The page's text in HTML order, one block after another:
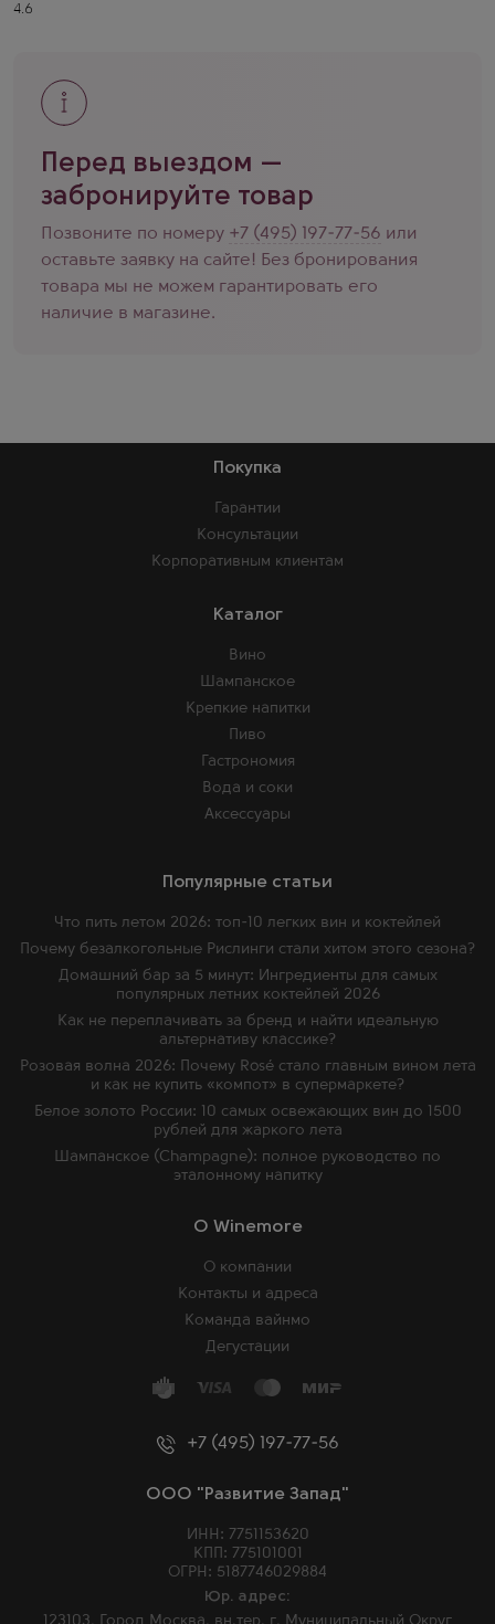
Перед выездом —
забронируйте товар
Позвоните по номеру +7 (495) 197-77-56 или
оставьте заявку на сайте! Без бронирования
товара мы не можем гарантировать его
наличие в магазине.
+7 (495) 197-77-56
ООО "Развитие Запад"
ИНН: 7751153620
КПП: 775101001
ОГРН: 5187746029884
Юр. адрес:
O Winemore
О компании
Контакты и адреса
Команда вайнмо
Дегустации
Покупка
Гарантии
Консультации
Корпоративным клиентам
Каталог
Вино
Шампанское
Крепкие напитки
Пиво
Гастрономия
Вода и соки
Аксессуары
Популярные статьи
Что пить летом 2026: топ-10 легких вин и коктейлей
Почему безалкогольные Рислинги стали хитом этого сезона?
Домашний бар за 5 минут: Ингредиенты для самых
популярных летних коктейлей 2026
Как не переплачивать за бренд и найти идеальную
альтернативу классике?
Розовая волна 2026: Почему Rosé стало главным вином лета
и как не купить «компот» в супермаркете?
Белое золото России: 10 самых освежающих вин до 1500
рублей для жаркого лета
Шампанское (Champagne): полное руководство по
эталонному напитку